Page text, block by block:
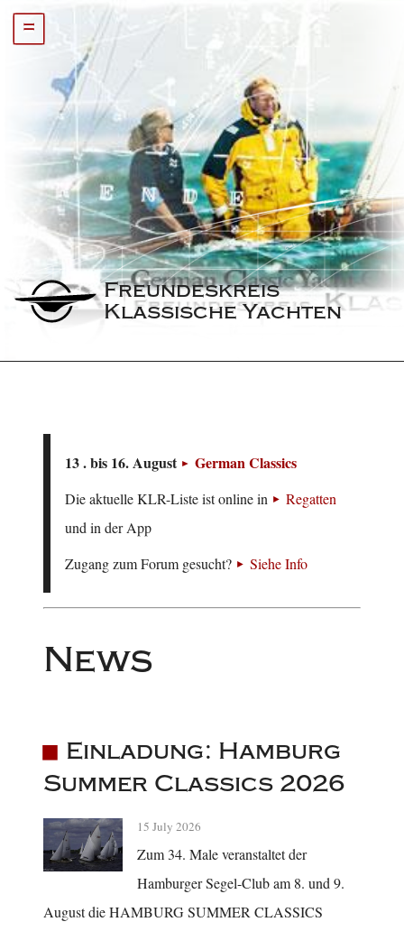
=
Freundeskreis
Klassische Yachten
13 . bis 16. August German Classics
Die aktuelle KLR-Liste ist online in
Regatten
und in der App
Zugang zum Forum gesucht?
Siehe Info
News
Einladung: Hamburg
Summer Classics 2026
15 July 2026
Zum 34. Male veranstaltet der
Hamburger Segel-Club am 8. und 9.
August die HAMBURG SUMMER CLASSICS